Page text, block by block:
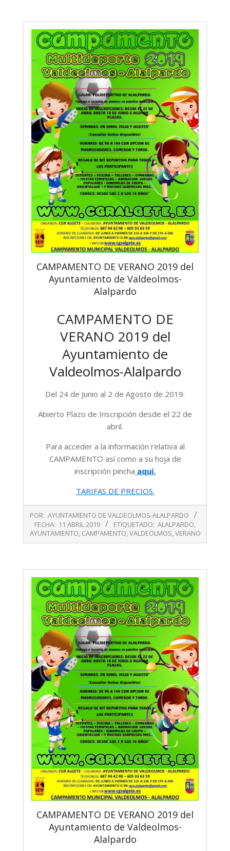
CAMPAMENTO DE VERANO 2019 del
Ayuntamiento de Valdeolmos-
Alalpardo
CAMPAMENTO DE
VERANO 2019 del
Ayuntamiento de
Valdeolmos-Alalpardo
Del 24 de Junio al 2 de Agosto de 2019.
Abierto Plazo de Inscripción desde el 22 de
abril.
Para acceder a la información relativa al
CAMPAMENTO así como a su hoja de
inscripción pincha aquí.
TARIFAS DE PRECIOS.
04-
11
POR: AYUNTAMIENTO DE VALDEOLMOS-ALALPARDO
FECHA: 11 ABRIL 2019 ETIQUETADO: ALALPARDO,
AYUNTAMIENTO, CAMPAMENTO,VALDEOLMOS,VERANO
CAMPAMENTO DE VERANO 2019 del
Ayuntamiento de Valdeolmos-
Alalpardo